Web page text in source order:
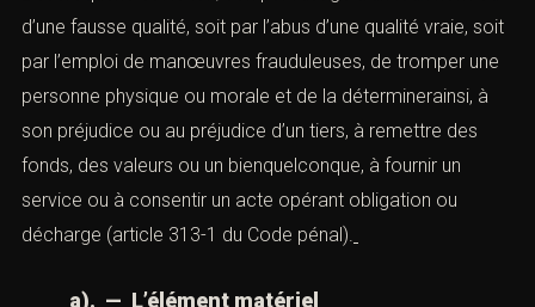
participent à ces activités.
C). — L’escroquerie
(Détournement et malversation)
L’escroquerie est le fait, soit par l’usage d’un faux nom
ou d’une fausse qualité, soit par l’abus d’une qualité vraie,
tromper une personne physique ou morale et de la